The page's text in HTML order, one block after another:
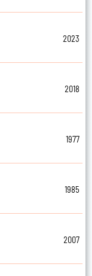
2023
2018
1977
1985
2007